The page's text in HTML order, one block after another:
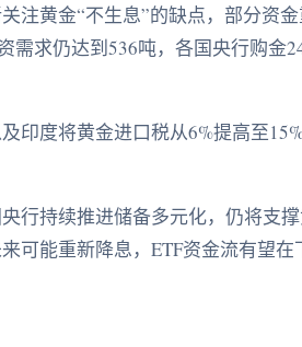
注黄金“不生息”的缺点，部分资
需求仍达到536吨，各国央行购金
印度将黄金进口税从6%提高至
行持续推进储备多元化，仍将支
能重新降息，ETF资金流有望在